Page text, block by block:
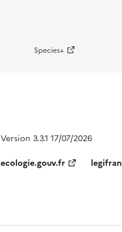
Species+
Version 3.3.1 17/07/2026
ecologie.gouv.fr